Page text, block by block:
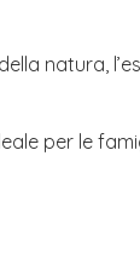
natura,
per le